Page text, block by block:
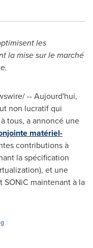
les
la mise sur le marché
-- Aujourd'hui,
non lucratif qui
tous, a annoncé une
matériel-
contributions à
la spécification
et une
maintenant à la